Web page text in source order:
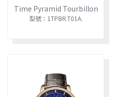
Time Pyramid Tourbillon
型號：1TPBR.T01A.